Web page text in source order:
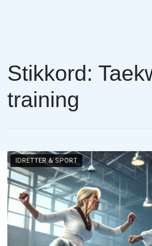
Stikkord:
training
IDRETTER & SPORT